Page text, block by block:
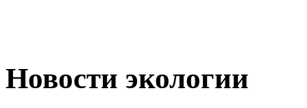
Новости экологии